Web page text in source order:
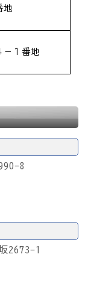
地
－１番地
8
2673-1